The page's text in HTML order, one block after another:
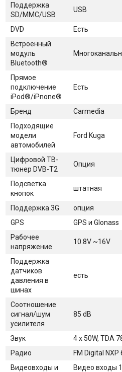
Поддержка
SD/MMC/USB
USB
DVD
Есть
Встроенный
модуль
Bluetooth®
Прямое
подключение
iPod®/iPnone®
Есть
Бренд
Carmedia
Подходящие
модели
автомобилей
Ford Kuga
Цифровой ТВ-
тюнер DVB-T2
Опция
Подсветка
кнопок
штатная
Поддержка 3G
опция
GPS
GPS и Glonass
Рабочее
напряжение
10.8V ~16V
Поддержка
датчиков
давления в
шинах
есть
Соотношение
сигнал/шум
усилителя
85 dB
Звук
4 х 50W, TDA
Радио
FM Digital
Видеовходы и
Видео входы